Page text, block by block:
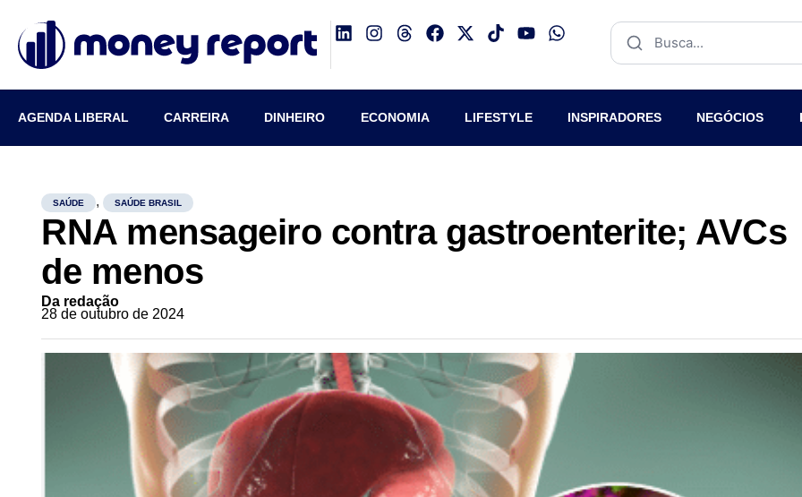
AGENDA LIBERAL CARREIRA DINHEIRO ECONOMIA LIFESTYLE INSPIRADORES NEGÓCIOS
SAÚDE , SAÚDE BRASIL
RNA mensageiro contra gastroenterite; AVCs
de menos
Da redação
28 de outubro de 2024